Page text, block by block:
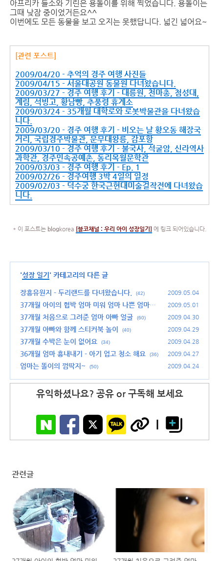
아프리카 들소와 기린은 용돌이를 위해 찍었습니다. 용돌이는
그때 낮잠 중이었거든요^^
이번에도 모든 동물을 보고 오지는 못했답니다. 넓긴 넓어요~
[관련 포스트]
2009/04/20 - 추억의 경주 여행 사진들
2009/04/15 - 서울대공원 동물원 다녀왔습니다.
2009/03/27 - 경주 여행 후기 - 대릉원, 천마총, 첨성대,
계림, 석빙고, 황남빵, 추풍령 휴게소
2009/03/24 - 35개월 대학로와 로봇박물관을 다녀왔습
니다.
2009/03/20 - 경주 여행 후기 - 비오는 날 황오동 해장국
거리, 국립경주박물관, 문무대왕릉, 감포항
2009/03/10 - 경주 여행 후기 - 불국사, 석굴암, 신라역사
과학관, 경주민속공예촌, 동리목월문학관
2009/03/03 - 경주 여행 후기 - Ep. 1
2009/02/26 - 경주여행 3박 4일의 일정
2009/02/03 - 덕수궁 한국근현대미술걸작전에 다녀왔습
니다.
* 이 포스트는 blogkorea [블코채널 : 우리 아이 성장일기] 에 링크 되어있습니다.
'성장 일기 ' 카테고리의 다른 글
장흥유원지 - 두리랜드를 다녀왔습니다. (42) 2009.05.04
37개월 아이의 협박 엄마 미워 엄마 나쁜 엄마야!
(40)
2009.05.01
37개월 처음으로 그려준 엄마 아빠 얼굴 (60) 2009.04.30
37개월 아빠와 함께 스티커북 놀이 (40) 2009.04.29
37개월 수박은 눈이 없어요 (34) 2009.04.28
36개월 엄마 흉내내기 - 아기 업고 청소 해요 (36) 2009.04.27
엄마는 똘이의 껌딱지~ (50) 2009.04.24
유익하셨나요? 공유 or 구독해 보세요
관련글